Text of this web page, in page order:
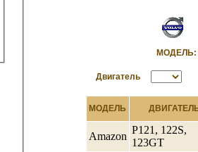
Двигатель
МОДЕЛЬ
Amazon
P121, 122S,
123GT